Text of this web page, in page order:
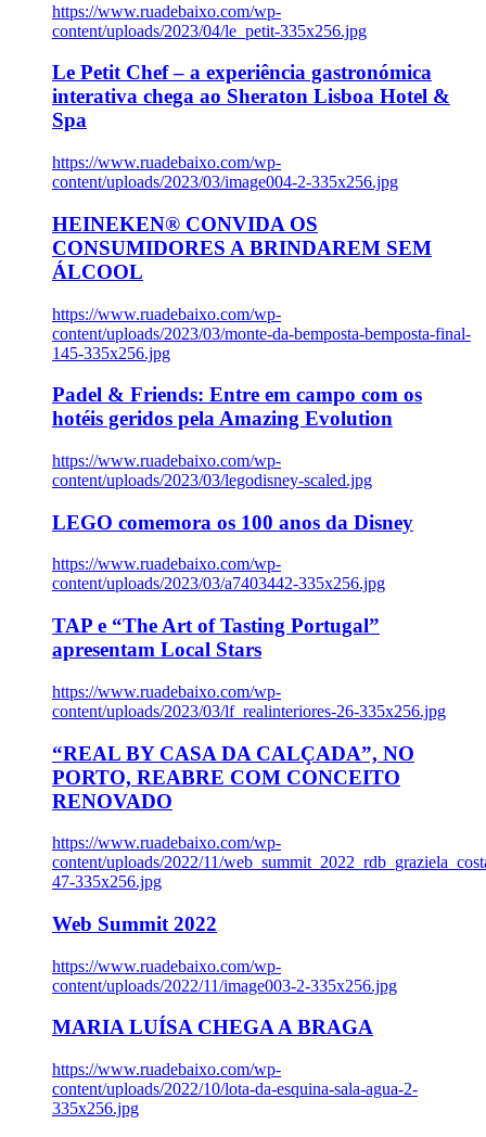
https://www.ruadebaixo.com/wp-
content/uploads/2023/04/le_petit-335x256.jpg
Le Petit Chef – a experiência gastronómica
interativa chega ao Sheraton Lisboa Hotel &
Spa
https://www.ruadebaixo.com/wp-
content/uploads/2023/03/image004-2-335x256.jpg
HEINEKEN® CONVIDA OS
CONSUMIDORES A BRINDAREM SEM
ÁLCOOL
https://www.ruadebaixo.com/wp-
content/uploads/2023/03/monte-da-bemposta-bemposta-final-
145-335x256.jpg
Padel & Friends: Entre em campo com os
hotéis geridos pela Amazing Evolution
https://www.ruadebaixo.com/wp-
content/uploads/2023/03/legodisney-scaled.jpg
LEGO comemora os 100 anos da Disney
https://www.ruadebaixo.com/wp-
content/uploads/2023/03/a7403442-335x256.jpg
TAP e “The Art of Tasting Portugal”
apresentam Local Stars
https://www.ruadebaixo.com/wp-
content/uploads/2023/03/lf_realinteriores-26-335x256.jpg
“REAL BY CASA DA CALÇADA”, NO
PORTO, REABRE COM CONCEITO
RENOVADO
https://www.ruadebaixo.com/wp-
content/uploads/2022/11/
47-335x256.jpg
Web Summit 2022
https://www.ruadebaixo.com/wp-
content/uploads/2022/11/image003-2-335x256.jpg
MARIA LUÍSA CHEGA A BRAGA
https://www.ruadebaixo.com/wp-
content/uploads/2022/10/lota-da-esquina-sala-agua-2-
335x256.jpg